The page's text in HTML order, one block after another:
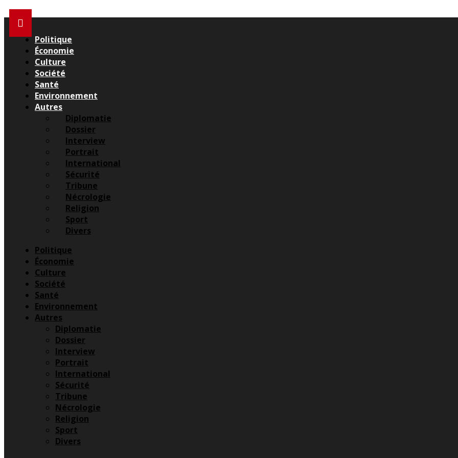
Politique
Économie
Culture
Société
Santé
Environnement
Autres
Diplomatie
Dossier
Interview
Portrait
International
Sécurité
Tribune
Nécrologie
Religion
Sport
Divers
Menu
Politique
Économie
Culture
Société
Santé
Environnement
Autres
Diplomatie
Dossier
Interview
Portrait
International
Sécurité
Tribune
Nécrologie
Religion
Sport
Divers